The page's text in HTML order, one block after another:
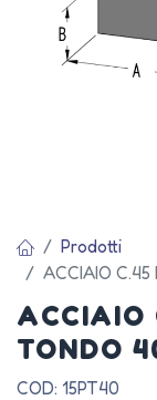
Prodotti
ACCIAIO C.45
ACCIAIO
TONDO
COD: 15PT40